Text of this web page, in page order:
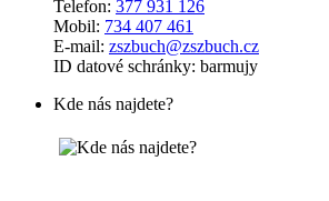
Telefon: 377 931 126
Mobil: 734 407 461
E-mail: zszbuch@zszbuch.cz
ID datové schránky: barmujy
Kde nás najdete?